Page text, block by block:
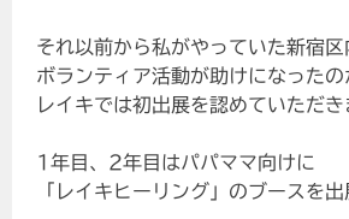
それ以前から私がやっていた新宿区
ボランティア活動が助けになったの
レイキでは初出展を認めていただき
1年目、2年目はパパママ向けに
「レイキヒーリング」のブースを出